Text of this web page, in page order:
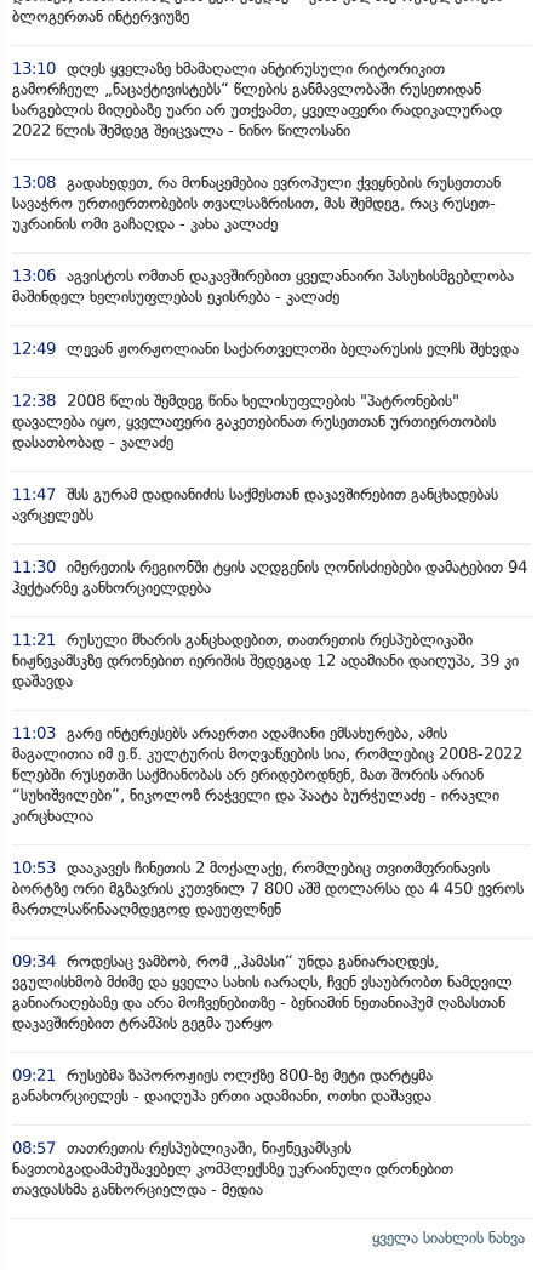
ბლოგერთან ინტერვიუზე
13:10 დღეს ყველაზე ხმამაღალი ანტირუსული რიტორიკით
გამორჩეულ „ნაცაქტივისტებს“ წლების განმავლობაში რუსეთიდან
სარგებლის მიღებაზე უარი არ უთქვამთ, ყველაფერი რადიკალურად
2022 წლის შემდეგ შეიცვალა - ნინო წილოსანი
13:08 გადახედეთ, რა მონაცემებია ევროპული ქვეყნების რუსეთთან
სავაჭრო ურთიერთობების თვალსაზრისით, მას შემდეგ, რაც რუსეთ-
უკრაინის ომი გაჩაღდა - კახა კალაძე
13:06 აგვისტოს ომთან დაკავშირებით ყველანაირი პასუხისმგებლობა
მაშინდელ ხელისუფლებას ეკისრება - კალაძე
12:49 ლევან ჟორჟოლიანი საქართველოში ბელარუსის ელჩს შეხვდა
12:38
2008 წლის შემდეგ წინა ხელისუფლების "პატრონების"
დავალება იყო, ყველაფერი გაკეთებინათ რუსეთთან ურთიერთობის
დასათბობად - კალაძე
11:47 შსს გურამ დადიანიძის საქმესთან დაკავშირებით განცხადებას
ავრცელებს
11:30 იმერეთის რეგიონში ტყის აღდგენის ღონისძიებები დამატებით 94
ჰექტარზე განხორციელდება
11:21
რუსული მხარის განცხადებით, თათრეთის რესპუბლიკაში
ნიჟნეკამსკზე დრონებით იერიშის შედეგად 12 ადამიანი დაიღუპა, 39 კი
დაშავდა
11:03 გარე ინტერესებს არაერთი ადამიანი ემსახურება, ამის
მაგალითია იმ ე.წ. კულტურის მოღვაწეების სია, რომლებიც 2008-2022
წლებში რუსეთში საქმიანობას არ ერიდებოდნენ, მათ შორის არიან
“სუხიშვილები”, ნიკოლოზ რაჭველი და პაატა ბურჭულაძე - ირაკლი
კირცხალია
10:53 დააკავეს ჩინეთის 2 მოქალაქე, რომლებიც თვითმფრინავის
ბორტზე ორი მგზავრის კუთვნილ 7 800 აშშ დოლარსა და 4 450 ევროს
მართლსაწინააღმდეგოდ დაეუფლნენ
09:34 როდესაც ვამბობ, რომ „ჰამასი“ უნდა განიარაღდეს,
ვგულისხმობ მძიმე და ყველა სახის იარაღს, ჩვენ ვსაუბრობთ ნამდვილ
განიარაღებაზე და არა მოჩვენებითზე - ბენიამინ ნეთანიაჰუმ ღაზასთან
დაკავშირებით ტრამპის გეგმა უარყო
09:21
რუსებმა ზაპოროჟიეს ოლქზე 800-ზე მეტი დარტყმა
განახორციელეს - დაიღუპა ერთი ადამიანი, ოთხი დაშავდა
08:57 თათრეთის რესპუბლიკაში, ნიჟნეკამსკის
ნავთობგადამამუშავებელ კომპლექსზე უკრაინული დრონებით
თავდასხმა განხორციელდა - მედია
ყველა სიახლის ნახვა